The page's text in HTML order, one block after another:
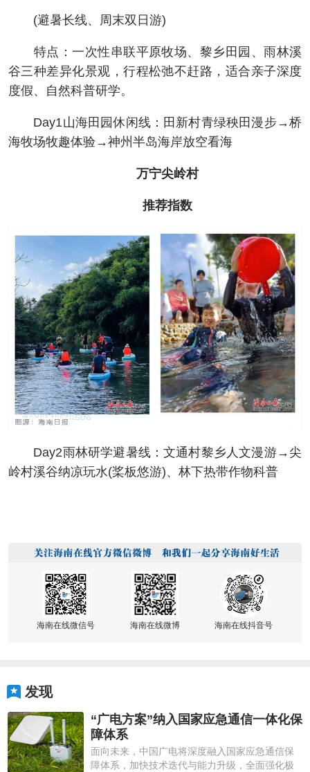
(避暑长线、周末双日游)
特点：一次性串联平原牧场、黎乡田园、雨林溪
谷三种差异化景观，行程松弛不赶路，适合亲子深度
度假、自然科普研学。
Day1山海田园休闲线：田新村青绿秧田漫步→桥
海牧场牧趣体验→神州半岛海岸放空看海
万宁尖岭村
推荐指数
Day2雨林研学避暑线：文通村黎乡人文漫游→尖
岭村溪谷纳凉玩水(桨板悠游)、林下热带作物科普
海南在线微信号 海南在线微博 海南在线抖音号
发现
“广电方案”纳入国家应急通信一体化保
障体系
面向未来，中国广电将深度融入国家应急通信保
障体系，加快技术迭代与能力升级，全面强化极